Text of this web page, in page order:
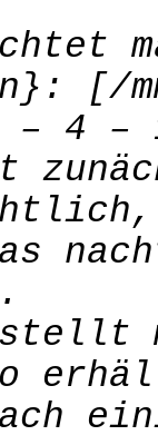
[/
– 4 –